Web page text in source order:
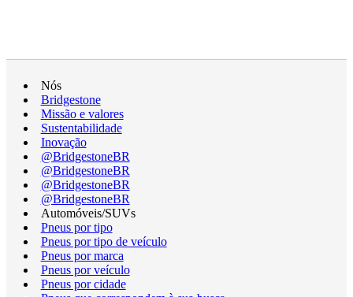
Nós
Bridgestone
Missão e valores
Sustentabilidade
Inovação
@BridgestoneBR
@BridgestoneBR
@BridgestoneBR
@BridgestoneBR
Automóveis/SUVs
Pneus por tipo
Pneus por tipo de veículo
Pneus por marca
Pneus por veículo
Pneus por cidade